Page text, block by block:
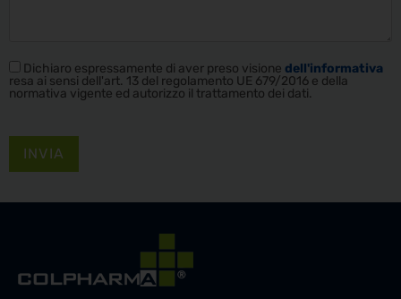
Dichiaro espressamente di aver preso visione dell'informativa
resa ai sensi dell'art. 13 del regolamento UE 679/2016 e della
normativa vigente ed autorizzo il trattamento dei dati.
prega
di
lasciare